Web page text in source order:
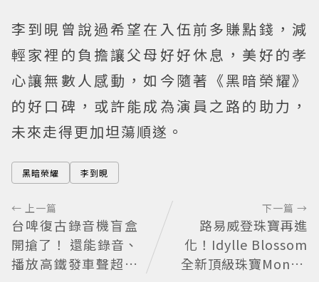
李到晛曾說過希望在入伍前多賺點錢，減
輕家裡的負擔讓父母好好休息，美好的孝
心讓無數人感動，如今隨著《黑暗榮耀》
的好口碑，或許能成為演員之路的助力，
未來走得更加坦蕩順遂。
黑暗榮耀 李到晛
← 上一篇
台啤復古錄音機盲盒
開搶了！ 還能錄音、
播放高鐵發車聲超有
下一篇 →
路易威登珠寶再進
化！Idylle Blossom
全新頂級珠寶Monog